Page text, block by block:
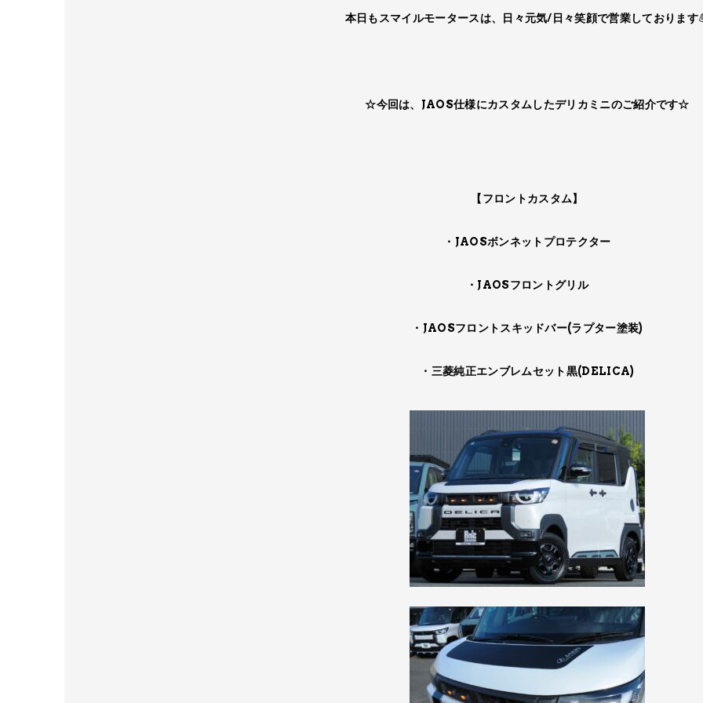
本日もスマイルモータースは​、​日々元気/日々笑顔で​営業しております
☆今回は​、​JAOS仕様にカスタムしたデリカミニのご紹介で​す☆
【フロントカスタム】
・JAOSボンネットプロテクター
・JAOSフロントグリル
・JAOSフロントスキッドバー(ラプター塗装)
・三菱純正エンブレムセット黒(DELICA)